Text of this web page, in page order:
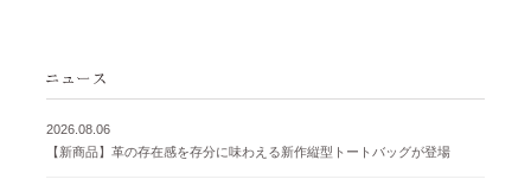
2026.08.06
【新商品】革の存在感を存分に味わえる新作縦型トートバッグが登場